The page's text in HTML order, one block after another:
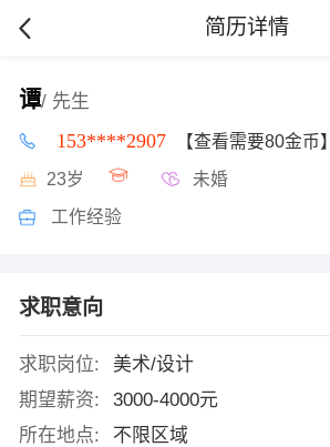
简历详情
谭/ 先生
153****2907 【查看需要80金币】
23岁 未婚
工作经验
求职意向
求职岗位:
美术/设计
期望薪资:
3000-4000元
所在地点:
不限区域